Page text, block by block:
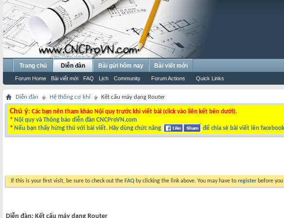
Trang chủ Diễn đàn
Forum Home Bài viết mới FAQ Lịch Community Forum Actions Quick Links
Bài gửi hôm nay Bài viết mới
Diễn đàn Hệ thống cơ khí Kết cấu máy dạng Router
Chú ý: Các bạn nên tham khảo Nội quy trước khi viết bài (click vào liên kết bên dưới).
* Nội quy và Thông báo diễn đàn CNCProVN.com
* Nếu bạn thấy hứng thú với bài viết. Hãy dùng chức năng để chia sẻ bài viết lên
If this is your first visit, be sure to check out the FAQ by clicking the link above. You may have to register before
Diễn đàn: Kết cấu máy dạng Router